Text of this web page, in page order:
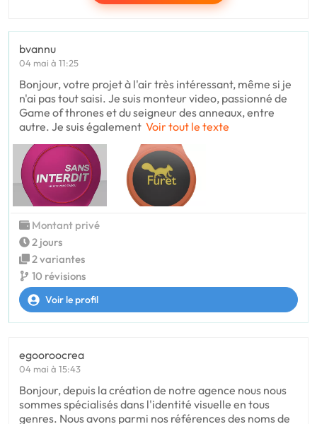
bvannu
04 mai à 11:25
Bonjour, votre projet à l'air très intéressant, même si je
n'ai pas tout saisi. Je suis monteur video, passionné de
Game of thrones et du seigneur des anneaux, entre
autre. Je suis également Voir tout le texte
Montant privé
2 jours
2 variantes
10 révisions
Voir le profil
egooroocrea
04 mai à 15:43
Bonjour, depuis la création de notre agence nous nous
sommes spécialisés dans l'identité visuelle en tous
genres. Nous avons parmi nos références des noms de